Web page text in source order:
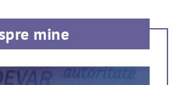
mine